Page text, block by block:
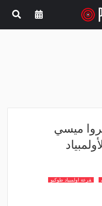
ميسي
قرعة اولمبياد طوكيو